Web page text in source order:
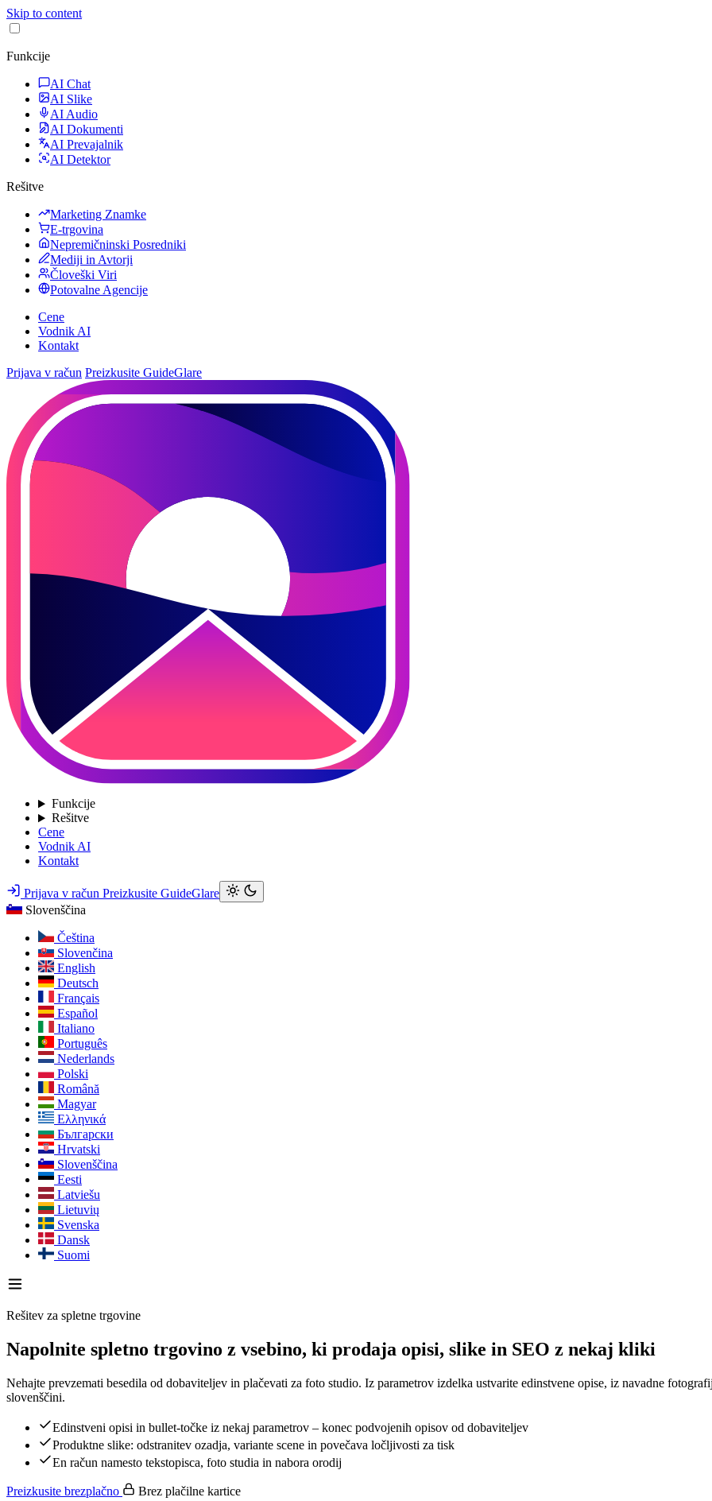
Skip to content
Funkcije
AI Chat
AI Slike
AI Audio
AI Dokumenti
AI Prevajalnik
AI Detektor
Rešitve
Marketing Znamke
E-trgovina
Nepremičninski Posredniki
Mediji in Avtorji
Človeški Viri
Potovalne Agencije
Cene
Vodnik AI
Kontakt
Prijava v račun Preizkusite GuideGlare
Funkcije
Rešitve
Cene
Vodnik AI
Kontakt
Prijava v račun Preizkusite GuideGlare
Slovenščina
Čeština
Slovenčina
English
Deutsch
Français
Español
Italiano
Português
Nederlands
Polski
Română
Magyar
Ελληνικά
Български
Hrvatski
Slovenščina
Eesti
Latviešu
Lietuvių
Svenska
Dansk
Suomi
Rešitev za spletne trgovine
Napolnite spletno trgovino z vsebino, ki prodaja opisi, slike in SEO z nekaj kliki
Nehajte prevzemati besedila od dobaviteljev in plačevati za foto studio. Iz parametrov izdelka ustvarite edinstvene opise, iz navadne
slovenščini.
Edinstveni opisi in bullet-točke iz nekaj parametrov – konec podvojenih opisov od dobaviteljev
Produktne slike: odstranitev ozadja, variante scene in povečava ločljivosti za tisk
En račun namesto tekstopisca, foto studia in nabora orodij
Preizkusite brezplačno
Brez plačilne kartice